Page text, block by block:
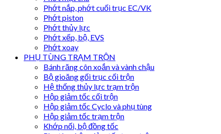
Phớt nắp, phớt cuối trục EC/VK
Phớt piston
Phớt thủy lực
Phớt xếp, bộ, EVS
Phớt xoay
PHỤ TÙNG TRẠM TRỘN
Bánh răng côn xoắn và vành chậu
Bộ gioăng gối trục cối trộn
Hệ thống thủy lực trạm trộn
Hộp giảm tốc cối trộn
Hộp giảm tốc Cyclo và phụ tùng
Hộp giảm tốc trạm trộn
Khớp nối, bộ đồng tốc